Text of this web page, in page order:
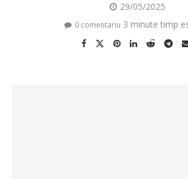
29/05/2025
0 comentariu 3 minute timp